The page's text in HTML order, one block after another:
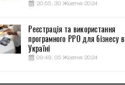
20:55, 30 Жовтня 2024
Реєстрація та використання
програмного РРО для бізнесу в
Україні
09:49, 05 Жовтня 2024